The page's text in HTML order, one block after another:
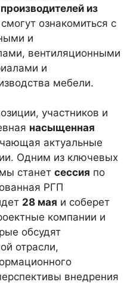
из
ознакомиться с
и
вентиляционными
и
мебели.
участников и
насыщенная
актуальные
Одним из ключевых
станет сессия по
РГП
28 мая и соберет
компании и
обсудят
отрасли,
внедрения